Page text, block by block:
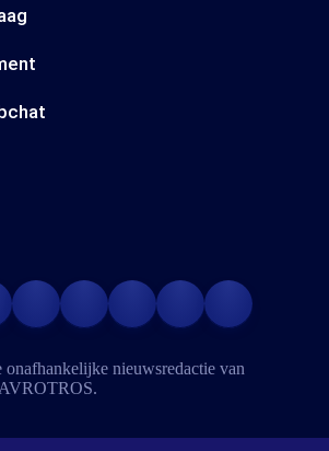
onafhankelijke nieuwsredactie van
AVROTROS.